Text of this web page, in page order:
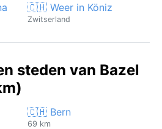
🇨🇭 Weer in Köniz
Zwitserland
steden van Bazel
🇨🇭 Bern
69 km